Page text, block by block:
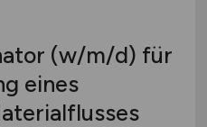
(w/m/d) für
eines